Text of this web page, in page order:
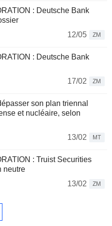
: Deutsche Bank
12/05
ZM
: Deutsche Bank
17/02
ZM
son plan triennal
et nucléaire, selon
13/02
MT
: Truist Securities
neutre
13/02
ZM